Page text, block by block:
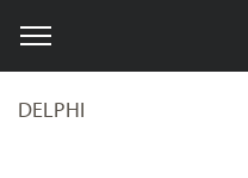
DELPHI